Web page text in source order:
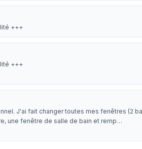
+++
+++
J'ai fait changer toutes mes fenêtres (2
une fenêtre de salle de bain et remp…